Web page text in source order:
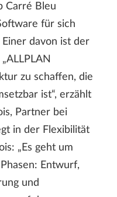
Carré Bleu
für sich
davon ist der
zu schaffen, die
ist“, erzählt
Partner bei
in der Flexibilität
„Es geht um
Entwurf,
und